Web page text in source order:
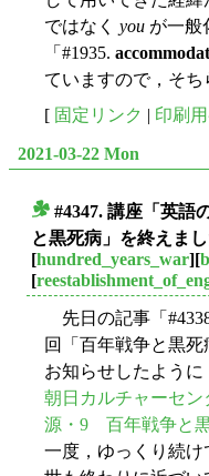
ではなく you が一般
「#1935.
ていますので，そち
[ 固定リンク | 印刷
2021-03-22 Mon
#4347. 講座「英語
と黒死病」を終えま
[hundred_years_war][
[
先日の記事「
回「百年戦争と黒
お知らせしたように
朝日カルチャーセン
源・9 百年戦争と黒
一度，ゆっくり続